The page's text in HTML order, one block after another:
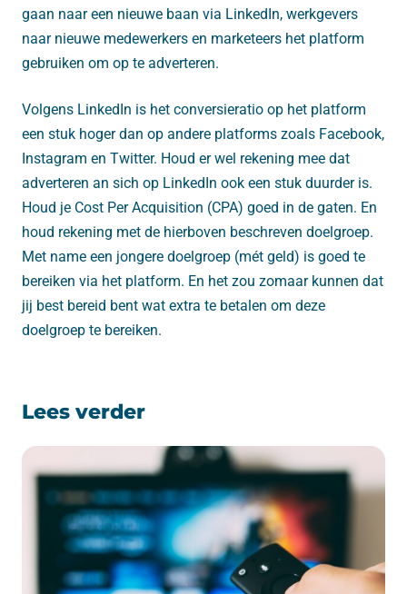
gaan naar een nieuwe baan via LinkedIn, werkgevers
naar nieuwe medewerkers en marketeers het platform
gebruiken om op te adverteren.
Volgens LinkedIn is het conversieratio op het platform
een stuk hoger dan op andere platforms zoals Facebook,
Instagram en Twitter. Houd er wel rekening mee dat
adverteren an sich op LinkedIn ook een stuk duurder is.
Houd je Cost Per Acquisition (CPA) goed in de gaten. En
houd rekening met de hierboven beschreven doelgroep.
Met name een jongere doelgroep (mét geld) is goed te
bereiken via het platform. En het zou zomaar kunnen dat
jij best bereid bent wat extra te betalen om deze
doelgroep te bereiken.
Lees verder